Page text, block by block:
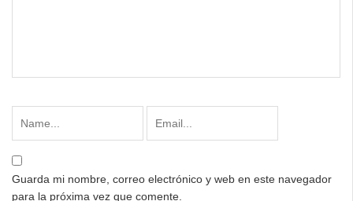
Guarda mi nombre, correo electrónico y web en este navegador
para la próxima vez que comente.